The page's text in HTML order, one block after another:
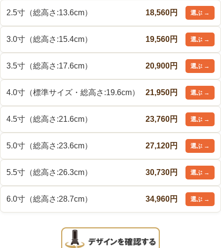
2.5寸（総高さ:13.6cm） 18,560円
3.0寸（総高さ:15.4cm） 19,560円
3.5寸（総高さ:17.6cm） 20,900円
4.0寸（標準サイズ・総高さ:19.6cm） 21,950円
4.5寸（総高さ:21.6cm） 23,760円
5.0寸（総高さ:23.6cm） 27,120円
5.5寸（総高さ:26.3cm） 30,730円
6.0寸（総高さ:28.7cm） 34,960円